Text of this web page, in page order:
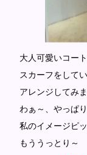
大人可愛いコート
スカーフをして
アレンジしてみま
わぁ～、やっぱり
私のイメージピ
もううっとり～